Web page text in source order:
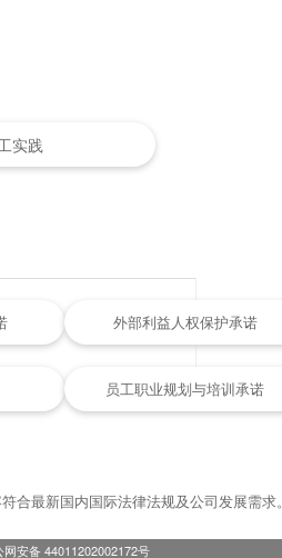
实践
外部利益人权保护承诺
员工职业规划与培训承诺
合最新国内国际法律法规及公司发展需求。
网安备 44011202002172号